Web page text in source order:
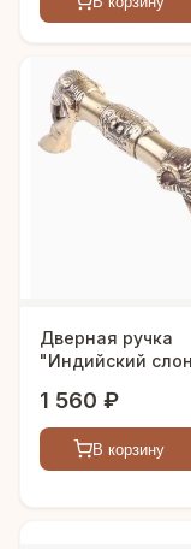
Дверная ручка
"Индийский
1 560 ₽
В корзину